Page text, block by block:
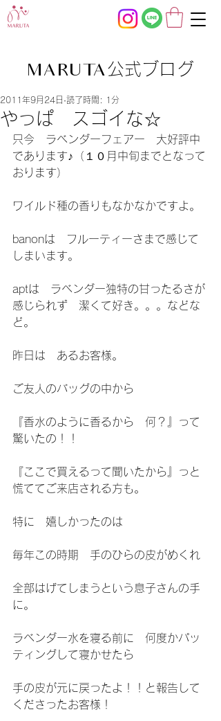
MARUTA公式ブログ
やっぱ スゴイな☆
2011年9月24日 読了時間: 1分
只今　ラベンダーフェアー　大好評中
であります♪（１０月中旬までとなって
おります）
ワイルド種の香りもなかなかですよ。
banonは　フルーティーさまで感じて
しまいます。
aptは　ラベンダー独特の甘ったるさが
感じられず　潔くて好き。。。などな
ど。
昨日は　あるお客様。
ご友人のバッグの中から
『香水のように香るから　何？』って
驚いたの！！
『ここで買えるって聞いたから』っと
慌ててご来店される方も。
特に　嬉しかったのは
毎年この時期　手のひらの皮がめくれ
全部はげてしまうという息子さんの手
に。
ラベンダー水を寝る前に　何度かパッ
ティングして寝かせたら
手の皮が元に戻ったよ！！と報告して
くださったお客様！